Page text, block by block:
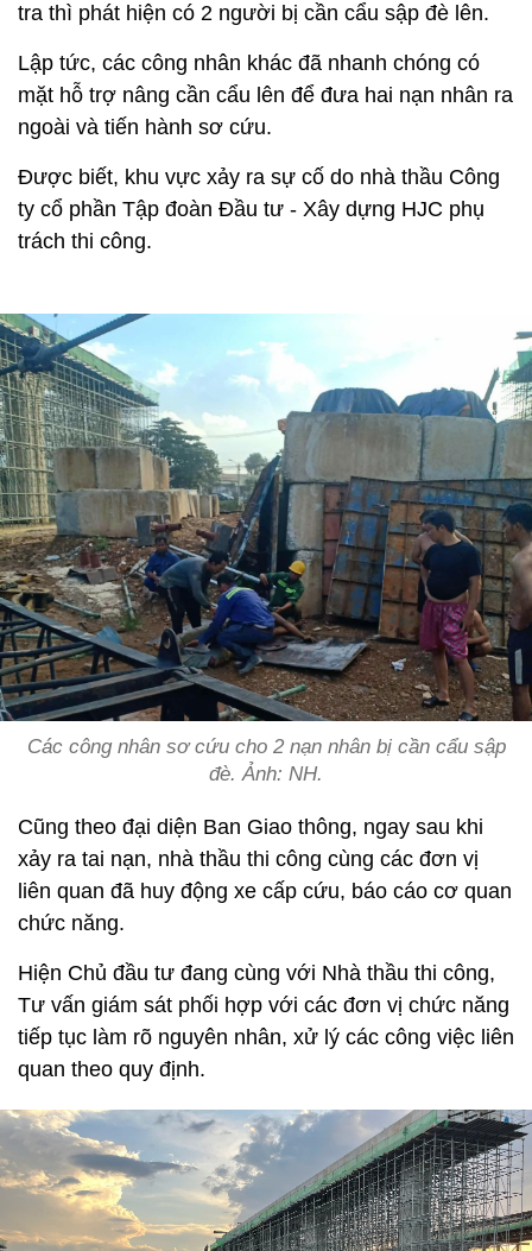
tra thì phát hiện có 2 người bị cần cẩu sập đè lên.
Lập tức, các công nhân khác đã nhanh chóng có
mặt hỗ trợ nâng cần cẩu lên để đưa hai nạn nhân ra
ngoài và tiến hành sơ cứu.
Được biết, khu vực xảy ra sự cố do nhà thầu Công
ty cổ phần Tập đoàn Đầu tư - Xây dựng HJC phụ
trách thi công.
Các công nhân sơ cứu cho 2 nạn nhân bị cần cẩu sập
đè. Ảnh: NH.
Cũng theo đại diện Ban Giao thông, ngay sau khi
xảy ra tai nạn, nhà thầu thi công cùng các đơn vị
liên quan đã huy động xe cấp cứu, báo cáo cơ quan
chức năng.
Hiện Chủ đầu tư đang cùng với Nhà thầu thi công,
Tư vấn giám sát phối hợp với các đơn vị chức năng
tiếp tục làm rõ nguyên nhân, xử lý các công việc liên
quan theo quy định.